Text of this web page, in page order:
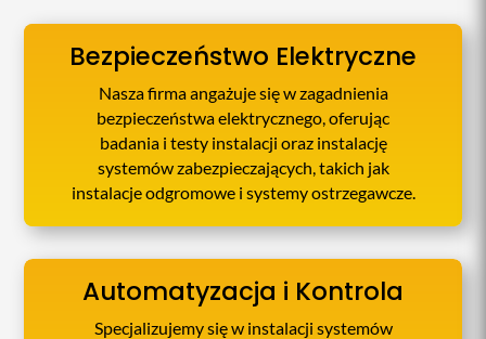
Bezpieczeństwo Elektryczne
Nasza firma angażuje się w zagadnienia
bezpieczeństwa elektrycznego, oferując
badania i testy instalacji oraz instalację
systemów zabezpieczających, takich jak
instalacje odgromowe i systemy ostrzegawcze.
Automatyzacja i Kontrola
Specjalizujemy się w instalacji systemów